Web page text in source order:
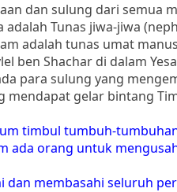
dan sulung dari semua
Tunas jiwa-jiwa
adalah tunas umat
ben Shachar di dalam
para sulung yang
mendapat gelar bintang
timbul tumbuh-
ada orang untuk
dan membasahi seluruh